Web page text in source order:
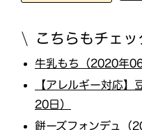
こちらもチェッ
牛乳もち（2020年06
【アレルギー対応
20日）
餅ーズフォンデュ（